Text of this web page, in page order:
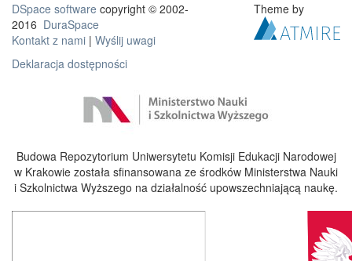
DSpace software copyright © 2002-
2016 DuraSpace
Kontakt z nami | Wyślij uwagi
Deklaracja dostępności
Theme by
Budowa Repozytorium Uniwersytetu Komisji Edukacji Narodowej
w Krakowie została sfinansowana ze środków Ministerstwa Nauki
i Szkolnictwa Wyższego na działalność upowszechniającą naukę.